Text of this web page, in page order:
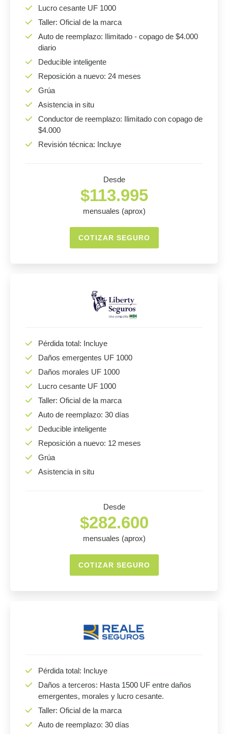
Lucro cesante UF 1000
Taller: Oficial de la marca
Auto de reemplazo: Ilimitado - copago de $4.000
diario
Deducible inteligente
Reposición a nuevo: 24 meses
Grúa
Asistencia in situ
Conductor de reemplazo: Ilimitado con copago de
$4.000
Revisión técnica: Incluye
Desde
$113.995
mensuales (aprox)
COTIZAR SEGURO
Pérdida total: Incluye
Daños emergentes UF 1000
Daños morales UF 1000
Lucro cesante UF 1000
Taller: Oficial de la marca
Auto de reemplazo: 30 días
Deducible inteligente
Reposición a nuevo: 12 meses
Grúa
Asistencia in situ
Desde
$282.600
mensuales (aprox)
COTIZAR SEGURO
Pérdida total: Incluye
Daños a terceros: Hasta 1500 UF entre daños
emergentes, morales y lucro cesante.
Taller: Oficial de la marca
Auto de reemplazo: 30 días